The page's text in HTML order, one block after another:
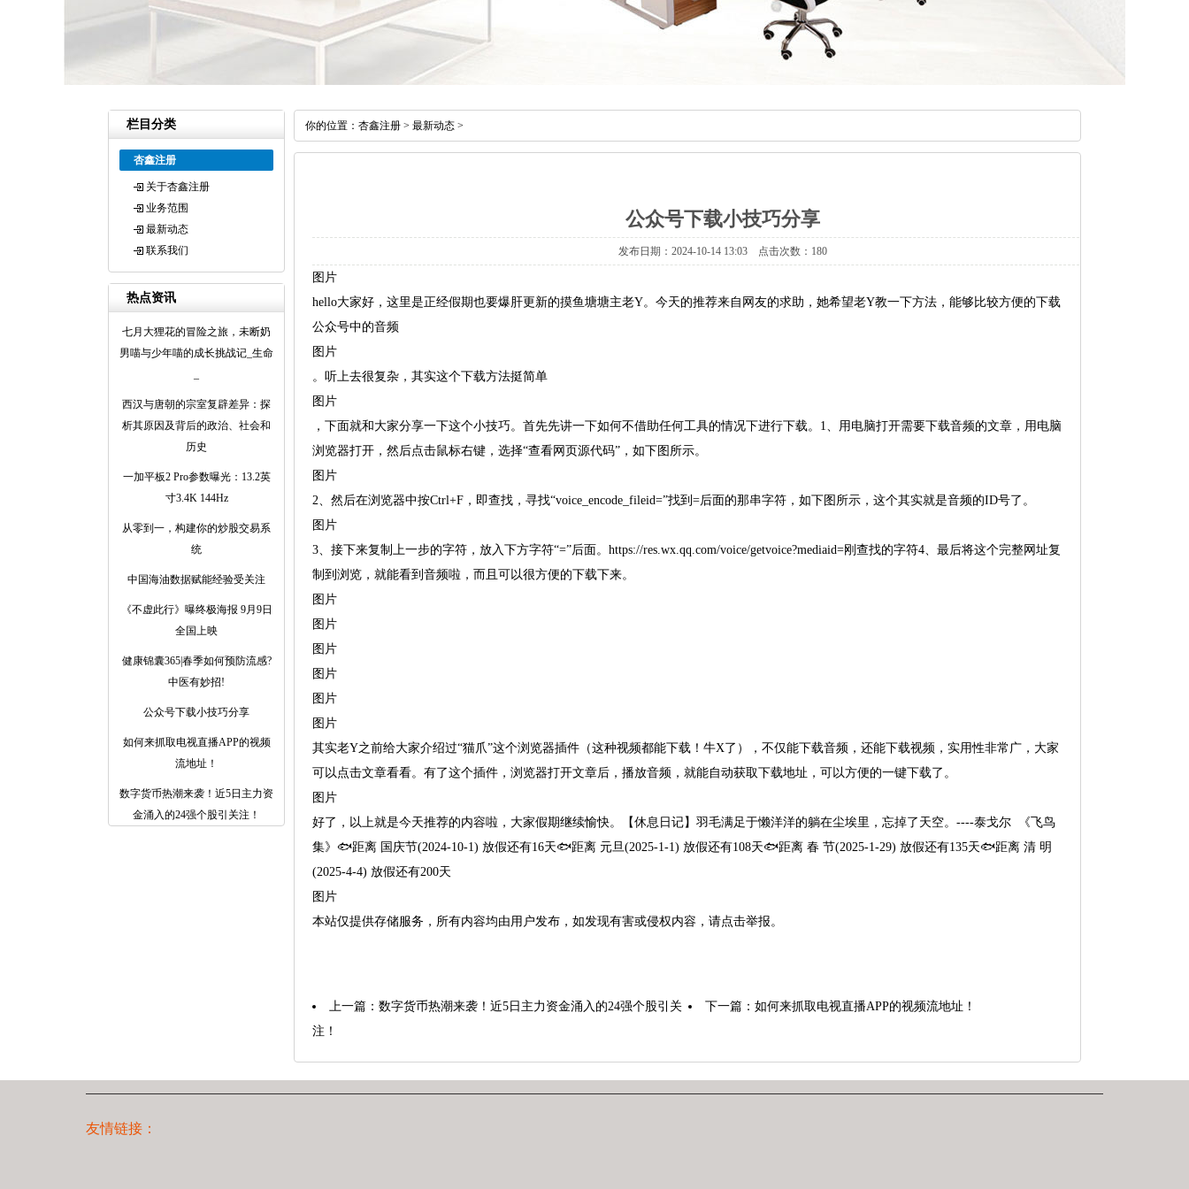
栏目分类
杏鑫注册
关于杏鑫注册
业务范围
最新动态
联系我们
热点资讯
七月大狸花的冒险之旅，未断奶
男喵与少年喵的成长挑战记_生命
西汉与唐朝的宗室复辟差异：探
析其原因及背后的政治、社会和
历史
一加平板2 Pro参数曝光：13.2英
寸3.4K 144Hz
从零到一，构建你的炒股交易系
统
中国海油数据赋能经验受关注
《不虚此行》曝终极海报 9月9日
全国上映
健康锦囊365|春季如何预防流感?
中医有妙招!
公众号下载小技巧分享
如何来抓取电视直播APP的视频
流地址！
数字货币热潮来袭！近5日主力资
金涌入的24强个股引关注！
你的位置： 杏鑫注册 > 最新动态 >
公众号下载小技巧分享
发布日期：2024-10-14 13:03 点击次数：180
图片
hello大家好，这里是正经假期也要爆肝更新的摸鱼塘塘主老Y。今天的推荐来自网友的求助，她希望老Y教一下方法，能够比较方便的下载
公众号中的音频
图片
。听上去很复杂，其实这个下载方法挺简单
图片
，下面就和大家分享一下这个小技巧。首先先讲一下如何不借助任何工具的情况下进行下载。1、用电脑打开需要下载音频的文章，用电脑
浏览器打开，然后点击鼠标右键，选择“查看网页源代码”，如下图所示。
图片
2、然后在浏览器中按Ctrl+F，即查找，寻找“voice_encode_fileid=”找到=后面的那串字符，如下图所示，这个其实就是音频的ID号了。
图片
3、接下来复制上一步的字符，放入下方字符“=”后面。https://res.wx.qq.com/voice/getvoice?mediaid=刚查找的字符4、最后将这个完整网址复
制到浏览，就能看到音频啦，而且可以很方便的下载下来。
图片
图片
图片
图片
图片
图片
其实老Y之前给大家介绍过“猫爪”这个浏览器插件（这种视频都能下载！牛X了），不仅能下载音频，还能下载视频，实用性非常广，大家
可以点击文章看看。有了这个插件，浏览器打开文章后，播放音频，就能自动获取下载地址，可以方便的一键下载了。
图片
好了，以上就是今天推荐的内容啦，大家假期继续愉快。【休息日记】羽毛满足于懒洋洋的躺在尘埃里，忘掉了天空。----泰戈尔 《飞鸟
集》🐟距离 国庆节(2024-10-1) 放假还有16天🐟距离 元旦(2025-1-1) 放假还有108天🐟距离 春 节(2025-1-29) 放假还有135天🐟距离 清 明
(2025-4-4) 放假还有200天
图片
本站仅提供存储服务，所有内容均由用户发布，如发现有害或侵权内容，请点击举报。
上一篇： 数字货币热潮来袭！近5日主力资金涌入的24强个股引关
注！
下一篇： 如何来抓取电视直播APP的视频流地址！
友情链接：